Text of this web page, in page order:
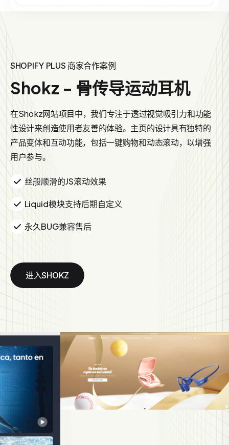
SHOPIFY PLUS 商家合作案例
Shokz - 骨传导运动耳机
在Shokz网站项目中，我们专注于透过视觉吸引力和功能
性设计来创造使用者友善的体验。主页的设计具有独特的
产品变体和互动功能，包括一键购物和动态滚动，以增强
用户参与。
丝般顺滑的JS滚动效果
Liquid模块支持后期自定义
永久BUG兼容售后
进入SHOKZ